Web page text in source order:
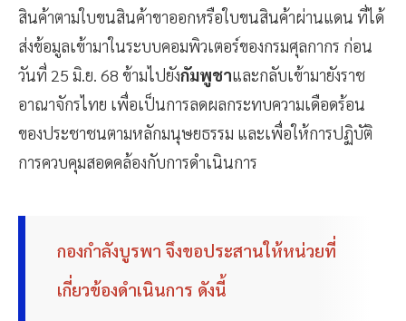
สินค้าตามใบขนสินค้าขาออกหรือใบขนสินค้าผ่านแดน ที่ได้
ส่งข้อมูลเข้ามาในระบบคอมพิวเตอร์ของกรมศุลกากร ก่อน
วันที่ 25 มิ.ย. 68 ข้ามไปยังกัมพูชาและกลับเข้ามายังราช
อาณาจักรไทย เพื่อเป็นการลดผลกระทบความเดือดร้อน
ของประชาชนตามหลักมนุษยธรรม และเพื่อให้การปฏิบัติ
การควบคุมสอดคล้องกับการดำเนินการ
กองกำลังบูรพา จึงขอประสานให้หน่วยที่
เกี่ยวข้องดำเนินการ ดังนี้